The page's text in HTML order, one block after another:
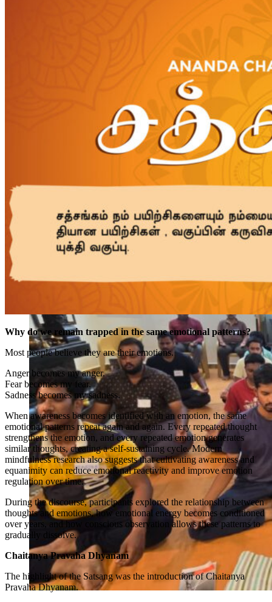
Why do we remain trapped in the same emotional patterns?
Most people believe they are their emotions.
Anger becomes my anger.
Fear becomes my fear.
Sadness becomes my sadness.
When awareness becomes identified with an emotion, the same
emotional patterns repeat again and again. Every repeated thought
strengthens the emotion, and every repeated emotion generates
similar thoughts, creating a self-sustaining cycle. Modern
mindfulness research also suggests that cultivating awareness and
equanimity can reduce emotional reactivity and improve emotion
regulation over time.
During the discourse, participants explored the relationship between
thoughts and emotions, how emotional energy becomes conditioned
over years, and how conscious observation allows these patterns to
gradually dissolve.
Chaitanya Pravaha Dhyanam
The highlight of the Satsang was the introduction of Chaitanya
Pravaha Dhyanam.